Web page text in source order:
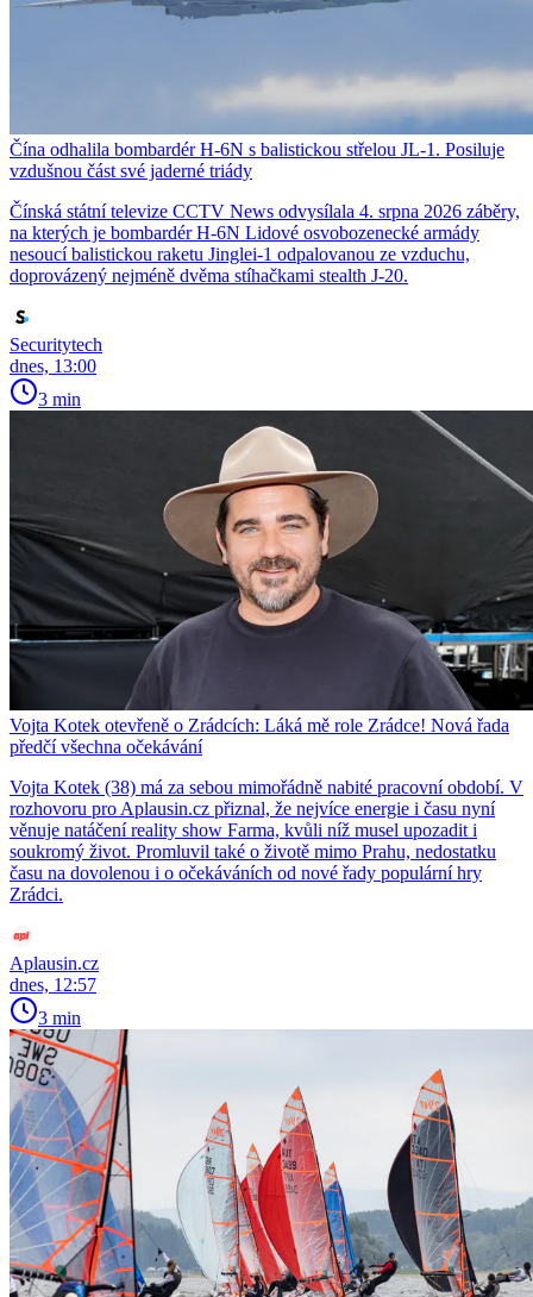
Čína odhalila bombardér H-6N s balistickou střelou JL-1. Posiluje
vzdušnou část své jaderné triády
Čínská státní televize CCTV News odvysílala 4. srpna 2026 záběry,
na kterých je bombardér H-6N Lidové osvobozenecké armády
nesoucí balistickou raketu Jinglei-1 odpalovanou ze vzduchu,
doprovázený nejméně dvěma stíhačkami stealth J-20.
Securitytech
dnes, 13:00
3 min
Vojta Kotek otevřeně o Zrádcích: Láká mě role Zrádce! Nová řada
předčí všechna očekávání
Vojta Kotek (38) má za sebou mimořádně nabité pracovní období. V
rozhovoru pro Aplausin.cz přiznal, že nejvíce energie i času nyní
věnuje natáčení reality show Farma, kvůli níž musel upozadit i
soukromý život. Promluvil také o životě mimo Prahu, nedostatku
času na dovolenou i o očekáváních od nové řady populární hry
Zrádci.
Aplausin.cz
dnes, 12:57
3 min